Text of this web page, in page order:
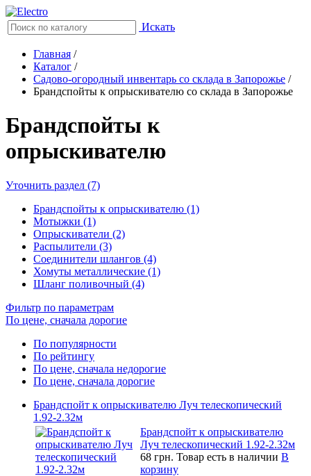
Искать
Главная /
Каталог /
Садово-огородный инвентарь со склада в Запорожье /
Брандспойты к опрыскивателю со склада в Запорожье
Брандспойты к
опрыскивателю
Уточнить раздел (7)
Брандспойты к опрыскивателю (1)
Мотыжки (1)
Опрыскиватели (2)
Распылители (3)
Соединители шлангов (4)
Хомуты металлические (1)
Шланг поливочный (4)
Фильтр по параметрам
По цене, сначала дорогие
По популярности
По рейтингу
По цене, сначала недорогие
По цене, сначала дорогие
Брандспойт к опрыскивателю Луч телескопический
1.92-2.32м
Брандспойт к опрыскивателю
Луч телескопический 1.92-2.32м
68 грн. Товар есть в наличии В
корзину